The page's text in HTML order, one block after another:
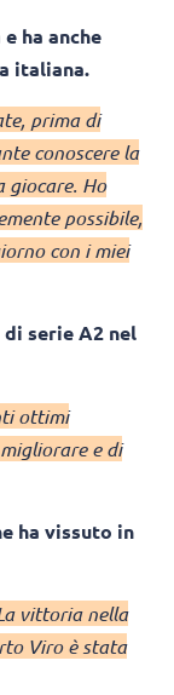
ha anche
italiana.
prima di
conoscere la
giocare. Ho
possibile,
con i miei
serie A2 nel
ottimi
e di
ha vissuto in
vittoria nella
Viro è stata